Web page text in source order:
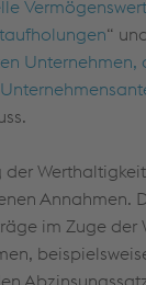
“
der
Annahmen.
im Zuge der